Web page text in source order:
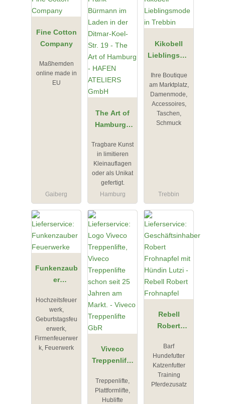
Fine Cotton
Company
Maßhemden
online made in
EU
Gaiberg
The Art of
Hamburg -
ATELIERS
Tragbare Kunst
in limitieren
Kleinauflagen
oder als Unikat
gefertigt.
Hamburg
Kikobell
Lieblingsmo
Trebbin
Ihre Boutique
am Marktplatz,
Damenmode,
Accessoires,
Taschen,
Schmuck
Trebbin
Funkenzaub
er
Hochzeitsfeuer
werk,
Geburtstagsfeu
erwerk,
Firmenfeuerwer
k, Feuerwerk
Viveco
Treppenlifte
Treppenlifte,
Plattformlifte,
Hublifte
Rebell
Robert
Barf
Hundefutter
Katzenfutter
Training
Pferdezusatz